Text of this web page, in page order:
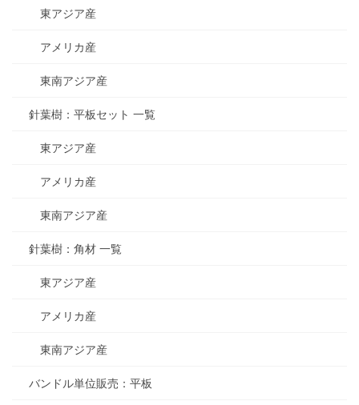
東アジア産
アメリカ産
東南アジア産
針葉樹：平板セット 一覧
東アジア産
アメリカ産
東南アジア産
針葉樹：角材 一覧
東アジア産
アメリカ産
東南アジア産
バンドル単位販売：平板